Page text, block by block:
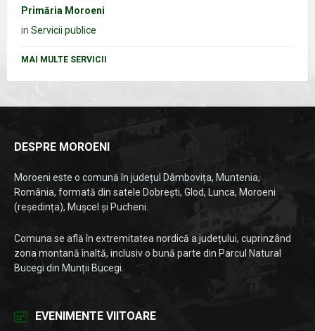
Primăria Moroeni
in Servicii publice
MAI MULTE SERVICII
DESPRE MOROENI
Moroeni este o comună în județul Dâmbovița, Muntenia,
România, formată din satele Dobrești, Glod, Lunca, Moroeni
(reședința), Mușcel și Pucheni.
Comuna se află în extremitatea nordică a județului, cuprinzând
zona montană înaltă, inclusiv o bună parte din Parcul Natural
Bucegi din Munții Bucegi.
EVENIMENTE VIITOARE